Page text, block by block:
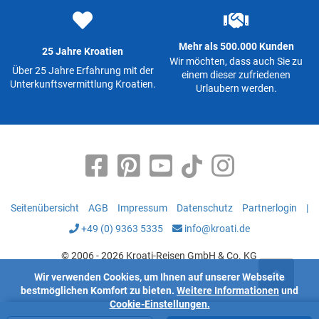
25 Jahre Kroatien
Über 25 Jahre Erfahrung mit der
Unterkunftsvermittlung Kroatien.
Mehr als 500.000 Kunden
Wir möchten, dass auch Sie zu
einem dieser zufriedenen
Urlaubern werden.
Seitenübersicht AGB Impressum Datenschutz Partnerlogin
|
+49 (0) 9363 5335
info@kroati.de
© 2006 - 2026 Kroati-Reisen GmbH & Co. KG
Wir verwenden Cookies, um Ihnen auf unserer Webseite
bestmöglichen Komfort zu bieten. Weitere Informationen und
Cookie-Einstellungen.